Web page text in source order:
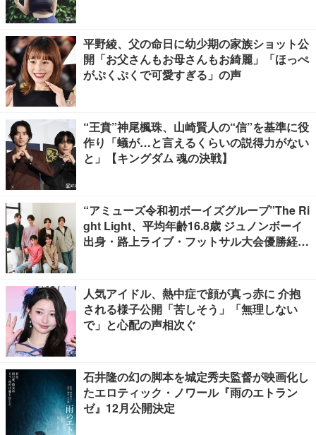
平野綾、父の命日に幼少期の家族ショット公
開「お父さんもお母さんもお綺麗」「ほっぺ
がぷくぷくで可愛すぎる」の声
“王賁”神尾楓珠、山崎賢人の“信”を基準に役
作り「蟻が…と言えるくらいの説得力がない
と」【キングダム 魂の決戦】
“アミューズ令和初ボーイズグループ”The Ri
ght Light、平均年齢16.8歳 ジュノンボーイ
出身・路上ライブ・フットサル大会優勝経験
編】
人気アイドル、熱中症で顔が真っ赤に 介抱
される様子公開「苦しそう」「無理しない
で」と心配の声相次ぐ
石井隆の幻の脚本を城定秀夫監督が映画化し
たエロティック・ノワール『雨のエトラン
ゼ』12月公開決定